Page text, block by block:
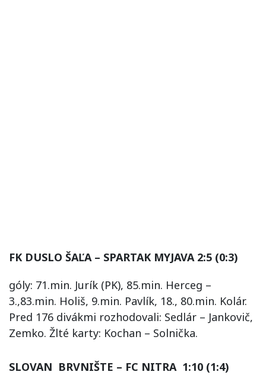
FK DUSLO ŠAĽA – SPARTAK MYJAVA 2:5 (0:3)
góly: 71.min. Jurík (PK), 85.min. Herceg –
3.,83.min. Holiš, 9.min. Pavlík, 18., 80.min. Kolár.
Pred 176 divákmi rozhodovali: Sedlár – Jankovič,
Zemko. Žlté karty: Kochan – Solnička.
SLOVAN BRVNIŠTE – FC NITRA 1:10 (1:4)